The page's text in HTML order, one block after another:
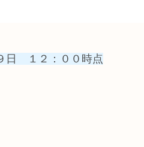
日 １２：００時点